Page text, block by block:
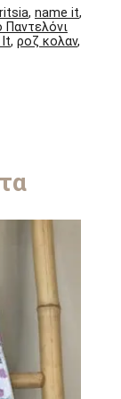
, name it,
Παντελόνι
It, ροζ κολαν,